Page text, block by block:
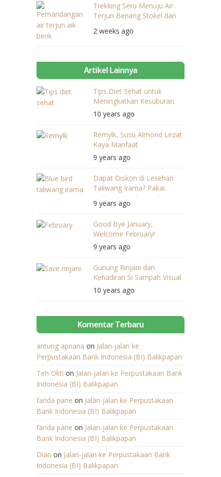
Trekking Seru Menuju Air
Terjun Benang Stokel dan
Benang Kelambu
2 weeks ago
Artikel Lainnya
Tips Diet Sehat untuk
Meningkatkan Kesuburan
10 years ago
Remylk, Susu Almond Lezat
Kaya Manfaat
9 years ago
Dapat Diskon di Lesehan
Taliwang Irama? Pakai
Aplikasi My Blue Bird aja!
9 years ago
Good Bye January,
Welcome February!
9 years ago
Gunung Rinjani dan
Kehadiran Si Sampah Visual
10 years ago
Komentar Terbaru
antung apriana on Jalan-jalan ke
Perpustakaan Bank Indonesia (BI) Balikpapan
Teh Okti on Jalan-jalan ke Perpustakaan Bank
Indonesia (BI) Balikpapan
farida pane on Jalan-jalan ke Perpustakaan
Bank Indonesia (BI) Balikpapan
farida pane on Jalan-jalan ke Perpustakaan
Bank Indonesia (BI) Balikpapan
Dian on Jalan-jalan ke Perpustakaan Bank
Indonesia (BI) Balikpapan